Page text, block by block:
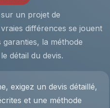
un projet de
différences se jouent
la méthode
détail du devis.
exigez un devis détaillé,
et une méthode